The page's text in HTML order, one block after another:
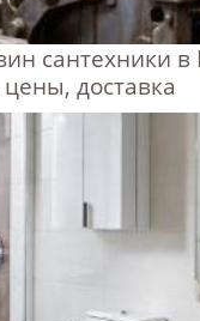
сантехники в
доставка